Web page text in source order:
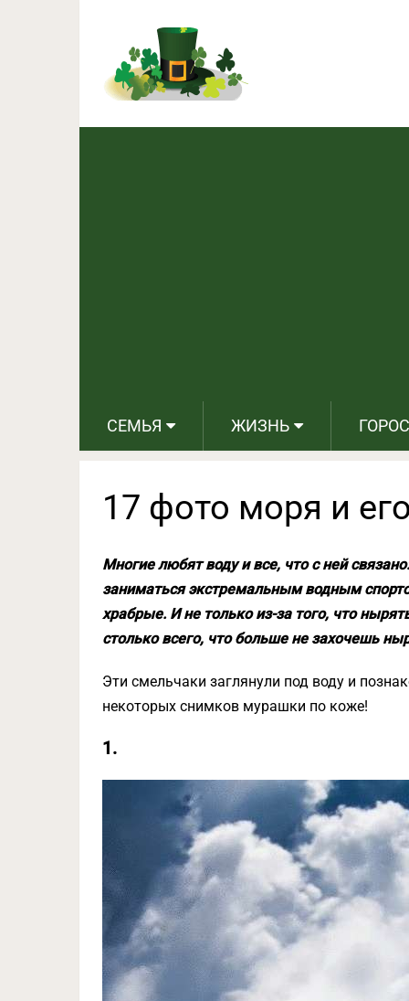
СЕМЬЯ ЖИЗНЬ
17 фото моря и
Многие любят воду и все, что с ней
заниматься экстремальным водным
храбрые. И не только из-за того, что
столько всего, что больше не захочешь
Эти смельчаки заглянули под воду и
некоторых снимков мурашки по коже!
1.